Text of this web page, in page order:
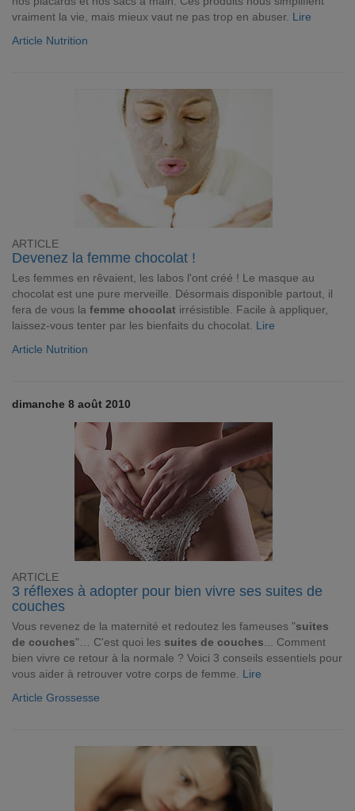
vraiment la vie, mais mieux vaut ne pas trop en abuser. Lire
Article Nutrition
ARTICLE
Devenez la femme chocolat !
Les femmes en rêvaient, les labos l'ont créé ! Le masque au
chocolat est une pure merveille. Désormais disponible partout, il
fera de vous la femme chocolat irrésistible. Facile à appliquer,
laissez-vous tenter par les bienfaits du chocolat. Lire
Article Nutrition
dimanche 8 août 2010
ARTICLE
3 réflexes à adopter pour bien vivre ses suites de
couches
Vous revenez de la maternité et redoutez les fameuses "suites
de couches"… C'est quoi les suites de couches ... Comment
bien vivre ce retour à la normale ? Voici 3 conseils essentiels pour
vous aider à retrouver votre corps de femme. Lire
Article Grossesse